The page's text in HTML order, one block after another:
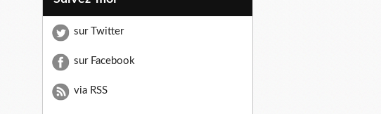
sur Twitter
sur Facebook
via RSS